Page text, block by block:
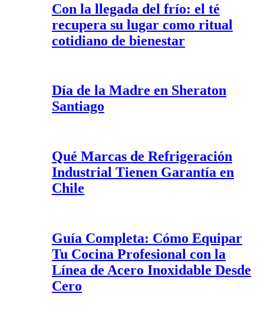
Con la llegada del frío: el té
recupera su lugar como ritual
cotidiano de bienestar
Día de la Madre en Sheraton
Santiago
Qué Marcas de Refrigeración
Industrial Tienen Garantía en
Chile
Guía Completa: Cómo Equipar
Tu Cocina Profesional con la
Línea de Acero Inoxidable Desde
Cero